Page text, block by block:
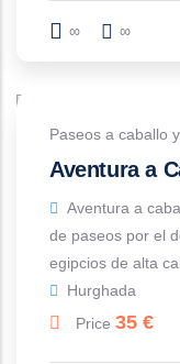
∞ ∞
Paseos a caballo
Aventura a
Aventura a
de paseos por el
egipcios de alta
Hurghada
Price 35 €